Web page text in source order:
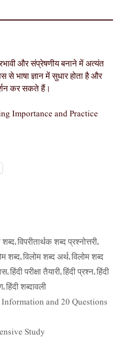
और संप्रेषणीय बनाने में अत्यंत
भाषा ज्ञान में सुधार होता है और
कर सकते हैं।
Importance and Practice
शब्द,विपरीतार्थक शब्द प्रश्नोत्तरी,
शब्द, विलोम शब्द अर्थ, विलोम शब्द
, हिंदी परीक्षा तैयारी, हिंदी प्रश्न, हिंदी
, हिंदी शब्दावली
and 20 Questions
Study